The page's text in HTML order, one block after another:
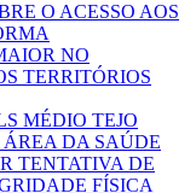
O ACESSO AOS
NO
TERRITÓRIOS
MÉDIO TEJO
DA SAÚDE
TENTATIVA DE
FÍSICA